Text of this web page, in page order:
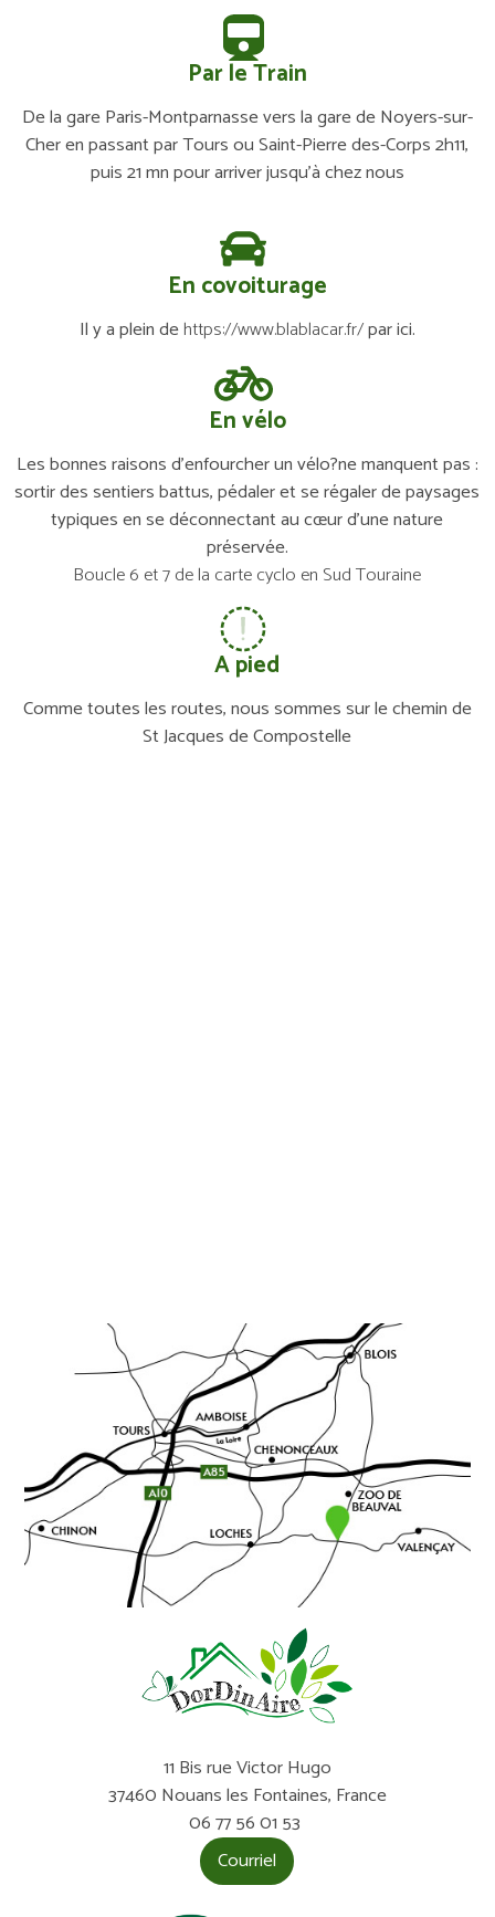
Par le Train
De la gare Paris-Montparnasse vers la gare de Noyers-sur-
Cher en passant par Tours ou Saint-Pierre des-Corps 2h11,
puis 21 mn pour arriver jusqu’à chez nous
En covoiturage
Il y a plein dehttps://www.blablacar.fr/par ici.
En vélo
Les bonnes raisons d’enfourcher un vélo?ne manquent pas :
sortir des sentiers battus, pédaler et se régaler de paysages
typiques en se déconnectant au cœur d’une nature
préservée.
Boucle 6 et 7 de la carte cyclo en Sud Touraine
A pied
Comme toutes les routes, nous sommes sur le chemin de
St Jacques de Compostelle
11 Bis rue Victor Hugo
37460 Nouans les Fontaines, France
06 77 56 01 53
Courriel